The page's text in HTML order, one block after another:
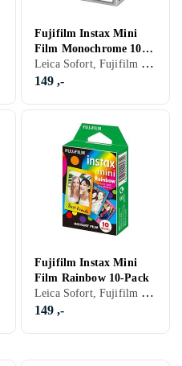
Fujifilm Instax Mini
Film Monochrome 10-
Pack
Leica Sofort, Fujifilm Instax Mini, Monokrom (svart-hvitt)
149 ,-
Fujifilm Instax Mini
Film Rainbow 10-Pack
Leica Sofort, Fujifilm Instax Mini, Farge
149 ,-